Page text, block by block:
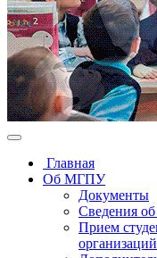
Главная
Об МГПУ
Документы
Сведения об
Прием
организаций